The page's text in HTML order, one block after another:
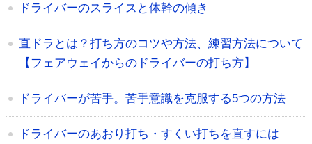
ドライバーのスライスと体幹の傾き
直ドラとは？打ち方のコツや方法、練習方法について
【フェアウェイからのドライバーの打ち方】
ドライバーが苦手。苦手意識を克服する5つの方法
ドライバーのあおり打ち・すくい打ちを直すには